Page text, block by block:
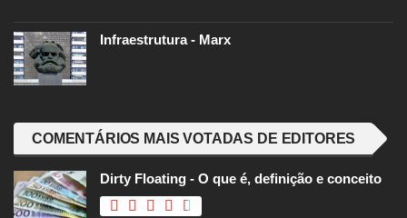
Infraestrutura - Marx
COMENTÁRIOS MAIS VOTADAS DE EDITORES
Dirty Floating - O que é, definição e conceito